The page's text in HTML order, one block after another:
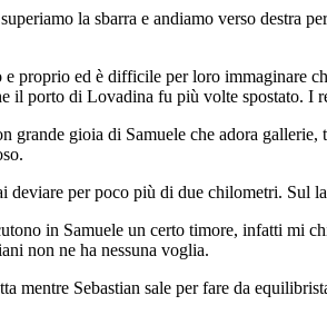
la sbarra e andiamo verso
proprio ed è difficile per loro immaginare
il porto di Lovadina fu più volte spostato. I
grande gioia di Samuele che adora
deviare per poco più di due chilometri.
in Samuele un certo timore, infatti mi
non ne ha nessuna voglia.
mentre Sebastian sale per fare da